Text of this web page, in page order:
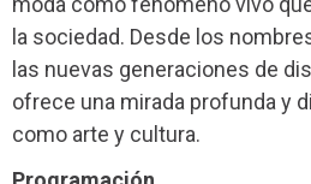
la sociedad. Desde los
las nuevas generaciones de
ofrece una mirada profunda y
como arte y cultura.